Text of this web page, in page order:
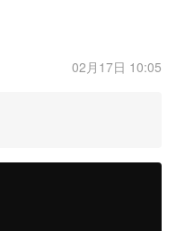
02月17日 10:05